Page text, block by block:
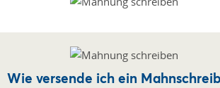
Wie versende ich ein